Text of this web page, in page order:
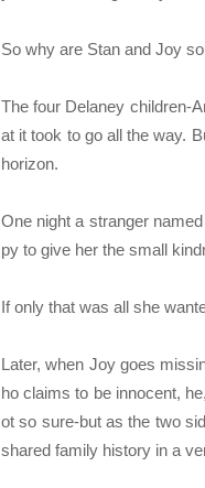
So why are Stan and Joy
The four Delaney children-
at it took to go all the way.
horizon.
One night a stranger
py to give her the small
If only that was all she
Later, when Joy goes
ho claims to be innocent,
ot so sure-but as the two
shared family history in a